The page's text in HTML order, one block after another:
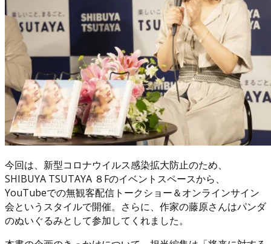
今回は、新型コロナウイルス感染拡大防止のため、
SHIBUYA TSUTAYA ８Fのイベントスペースから、
YouTubeでの無観客配信トークショー＆オンラインサイン
会というスタイルで開催。さらに、作家の藤原さんはパンダ
のぬいぐるみとして参加してくれました。